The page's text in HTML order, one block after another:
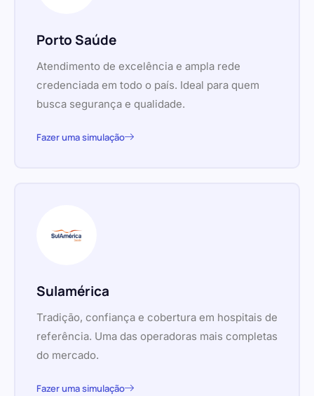
Porto Saúde
Atendimento de excelência e ampla rede
credenciada em todo o país. Ideal para quem
busca segurança e qualidade.
Fazer uma simulação
Sulamérica
Tradição, confiança e cobertura em hospitais de
referência. Uma das operadoras mais completas
do mercado.
Fazer uma simulação